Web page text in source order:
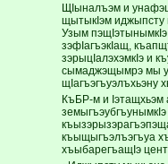
ЩIыналъэм и
щытыкIэм иджыпсту
Узым пэщIэтынымкIэ
зэфIагъэкIащ,
зэрыцIалэхэмкIэ и
сымаджэщымрэ мы
щIагъэгъуэлъхьэну
КъБР-м и Iэтащхьэм
къыщыгъэлъэгъуа
хъыбарегъащIэ